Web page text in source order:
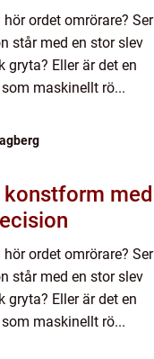
ordet omrörare? Ser
står med en stor slev
gryta? Eller är det en
maskinellt rö...
med
ordet omrörare? Ser
står med en stor slev
gryta? Eller är det en
maskinellt rö...